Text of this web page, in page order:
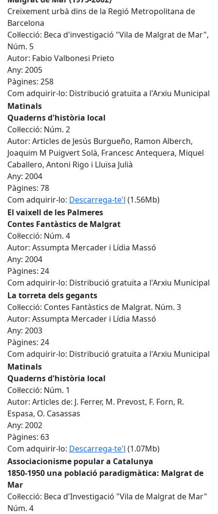
Creixement urbà dins de la Regió Metropolitana de
Barcelona
Col·lecció: Beca d'investigació "Vila de Malgrat de Mar",
Núm. 5
Autor: Fabio Valbonesi Prieto
Any: 2005
Pàgines: 258
Com adquirir-lo: Distribució gratuïta a l'Arxiu Municipal
Matinals
Quaderns d'història local
Col·lecció: Núm. 2
Autor: Articles de Jesús Burgueño, Ramon Alberch,
Joaquim M Puigvert Solà, Francesc Antequera, Miquel
Caballero, Antoni Rigo i Lluïsa Julià
Any: 2004
Pàgines: 78
Com adquirir-lo: Descarrega-te'l (1.56Mb)
El vaixell de les Palmeres
Contes Fantàstics de Malgrat
Col·lecció: Núm. 4
Autor: Assumpta Mercader i Lídia Massó
Any: 2004
Pàgines: 24
Com adquirir-lo: Distribució gratuïta a l'Arxiu Municipal
La torreta dels gegants
Col·lecció: Contes Fantàstics de Malgrat. Núm. 3
Autor: Assumpta Mercader i Lídia Massó
Any: 2003
Pàgines: 24
Com adquirir-lo: Distribució gratuïta a l'Arxiu Municipal
Matinals
Quaderns d'història local
Col·lecció: Núm. 1
Autor: Articles de: J. Ferrer, M. Prevost, F. Forn, R.
Espasa, O. Casassas
Any: 2002
Pàgines: 63
Com adquirir-lo: Descarrega-te'l (1.07Mb)
Associacionisme popular a Catalunya
1850-1950 una població paradigmàtica: Malgrat de
Mar
Col·lecció: Beca d'Investigació "Vila de Malgrat de Mar"
Núm. 4